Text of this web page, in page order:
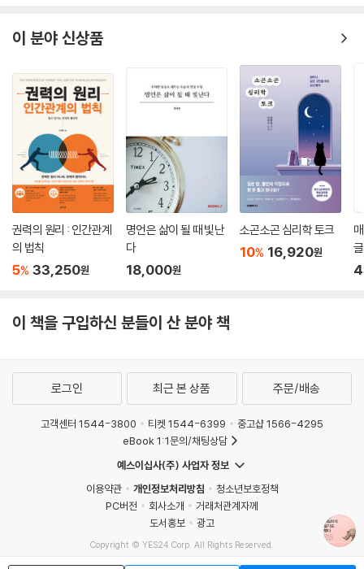
그런 의미에서도 인간관계에는 가지치기가 필요하다. 백이면 백 사람 다
잘할 수 없다. 평생을 같이 가는 사람은 한두 사람이다. 이 세상에 내가 원
하는 것을 다 해주는 사람도 없고 내 마음에 드는 사람도 없고 나를 이해해
주는 사람은 거의 없다고 보면 된다. 한 사람만 있다면 성공하는 거고, 그
사람도 항상 그렇지는 못하다는 것을 받아들이자. 나도 내가 항상 마음에
안 들고 내가 원하는 대로 안 되는데 왜 남에게 바라는가. --- p.341
원인이 없는 것은 아니다. 사랑에는 늘 기대와 불안이 교차한다. 내가 주는
만큼 받지 못할지도 모른다는 생각, 어쩌면 나는 사랑받을 만한 가치가 없
는 존재일지도 모른다는 열등감, 상처 입고 싶지 않다는 두려움 같은 심리
적 동인들이 너무 크기 때문이다. 그래도 우리는 서로 사랑하지 않으면 안
된다. 사랑만이 우리를 구원할 수 있기 때문이다.
런 두려움을 이기게 하는 힘이 있다는 것이다. 바로 좋은 사람들과 친밀한
인간관계를 맺으며 성공적인 삶을 살고자 하는 너무도 강력한 소망이 그것
이다. 그런 소망이 있기에 인간은 때때로 인간관계나 리더십이 바라는 만
큼 잘 풀려나가지 않을 때도 결코 절망하거나 포기하지 않는다. 내 안에 인
간관계에 대한 확고한 의지와 공감의 능력이 있는 한 세상은 그와 같은 나
의 진심을 알아줄 것이기 때문이다.
두려움을 이기고 소망을 이루려면 우린 먼저 자기 자신과 화해하고 잘 지
내지 않으면 안 된다. 우린 스스로에 대해 잘 알고 있는 것 같지만 실제로는
그 반대인 경우가 많다. 거기서 빚어지는 오해, 잘못된 습관들에 대해 알아
가는 것만으로도 우린 많은 면에서 자유로워질 수 있다.
물론 내 안에 있으면서 나를 힘들게 하는 심리적 문제들에 대한 이해도 필
요하다. 우리가 나를 미루어 남을 짐작하듯이 그와 같은 노력은 인간에 대
한 이해를 넓혀준다. 그러한 인간에 대한 이해는 일반적인 인간관계뿐 아
그와 같은 노력을 꾸준히 해나갈 때 세상은, 사람들은 내 진심을 알아줄 뿐
로 표현하자면 ‘까칠하게 살기로 하자’가 될 것이다.
이 책은 나와 상대방의 본심을 거울 들여다보듯 파악할 수 있는 여러 심리
적 방법과 상처받은 마음을 보듬을 수 있는 치유법을 소개한다. 또한 상처
받지 않고 상대방을 움직일 수 있는 관계의 법칙, 우리를 힘들게 하는 여러
심리적 요인들을 쉽고 재미있게 소개하고 있다.
“인간관계나 리더십에서 두려움 없는 사람으로 만들어주는 힘,
우리의 마음속에 있는 두려움을 이기게 하는 힘이 이 책에 있다!”
이 분야 신상품
권력의 원리 : 인간관계
의 법칙
5% 33,250원
명언은 삶이 될 때 빛난
다
18,000원
소곤소곤 심리학 토크
10% 16,920원
이 책을 구입하신 분들이 산 분야 책
로그인 최근 본 상품 주문/배송
고객센터 1544-3800 티켓 1544-6399
중고샵 1566-4295
eBook 1:1문의/채팅상담
예스이십사(주) 사업자 정보
이용약관
개인정보처리방침
청소년보호정책
PC버전
회사소개
거래처관계자께
도서홍보
광고
Copyright © YES24 Corp. All Rights Reserved.